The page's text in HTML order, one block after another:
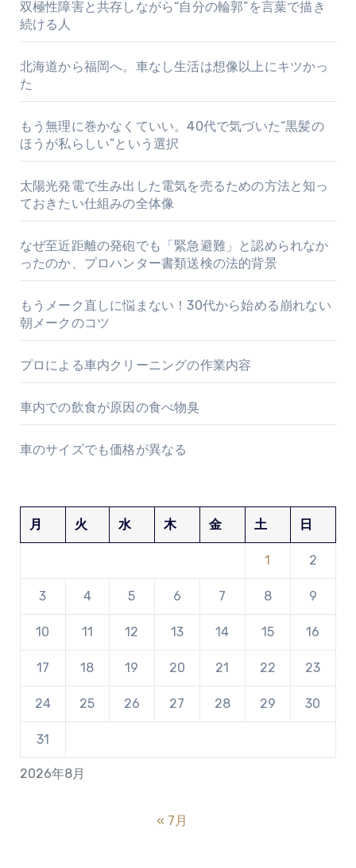
双極性障害と共存しながら“自分の輪郭”を言葉で描き
続ける人
北海道から福岡へ。車なし生活は想像以上にキツかっ
た
もう無理に巻かなくていい。40代で気づいた“黒髪の
ほうが私らしい”という選択
太陽光発電で生み出した電気を売るための方法と知っ
ておきたい仕組みの全体像
なぜ至近距離の発砲でも「緊急避難」と認められなか
ったのか、プロハンター書類送検の法的背景
もうメーク直しに悩まない！30代から始める崩れない
朝メークのコツ
プロによる車内クリーニングの作業内容
車内での飲食が原因の食べ物臭
車のサイズでも価格が異なる
2026年8月
月 火 水 木 金 土 日
1 2
3 4 5 6 7 8 9
10 11 12 13 14 15 16
17 18 19 20 21 22 23
24 25 26 27 28 29 30
31
« 7月